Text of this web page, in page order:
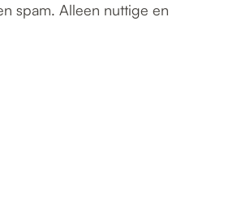
spam. Alleen nuttige en